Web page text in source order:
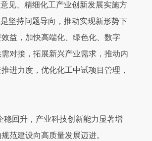
见、精细化工产业创新发展实施方
坚持问题导向，推动实现新形势下
益，加快高端化、绿色化、数字
对接，拓展新兴产业需求，推动内
进力度，优化化工中试项目管理，
稳回升，产业科技创新能力显著增
范建设向高质量发展迈进。